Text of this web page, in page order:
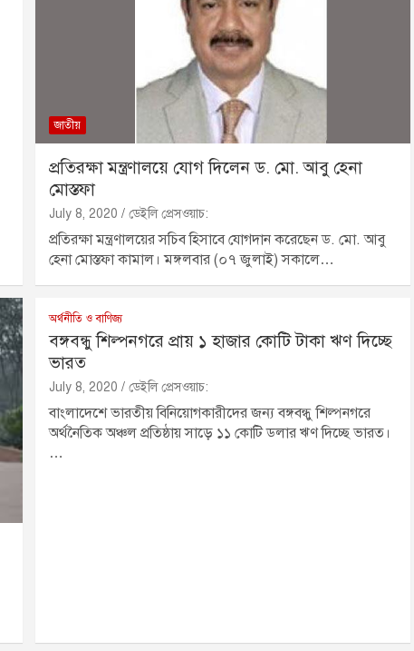
জাতীয়
প্রতিরক্ষা মন্ত্রণালয়ে যোগ দিলেন ড. মো. আবু হেনা
মোস্তফা
July 8, 2020 ডেইলি প্রেসওয়াচ:
প্রতিরক্ষা মন্ত্রণালয়ের সচিব হিসাবে যোগদান করেছেন ড. মো. আবু
হেনা মোস্তফা কামাল। মঙ্গলবার (০৭ জুলাই) সকালে…
অর্থনীতি ও বাণিজ্য
বঙ্গবন্ধু শিল্পনগরে প্রায় ১ হাজার কোটি টাকা ঋণ দিচ্ছে
ভারত
July 8, 2020 ডেইলি প্রেসওয়াচ:
বাংলাদেশে ভারতীয় বিনিয়োগকারীদের জন্য বঙ্গবন্ধু শিল্পনগরে
অর্থনৈতিক অঞ্চল প্রতিষ্ঠায় সাড়ে ১১ কোটি ডলার ঋণ দিচ্ছে ভারত।
…